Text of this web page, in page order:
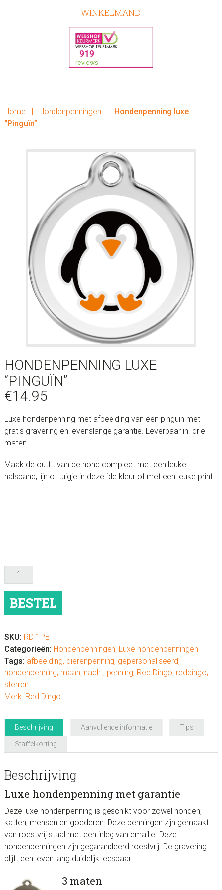
WINKELMAND
Home | Hondenpenningen |
Hondenpenning luxe
“Pinguïn”
HONDENPENNING LUXE
“PINGUÏN”
€14.95
Luxe hondenpenning met afbeelding van een pinguïn met
gratis gravering en levenslange garantie. Leverbaar in drie
maten.
Maak de outfit van de hond compleet met een leuke
halsband, lijn of tuigje in dezelfde kleur of met een leuke print.
Hondenpenning
luxe
aantal
BESTEL
SKU: RD 1PE
Categorieën: Hondenpenningen, Luxe hondenpenningen
Tags: afbeelding, dierenpenning, gepersonaliseerd,
hondenpenning, maan, nacht, penning, Red Dingo, reddingo,
sterren
Merk: Red Dingo
Beschrijving Aanvullende informatie Tips
Staffelkorting
Beschrijving
Luxe hondenpenning met garantie
Deze luxe hondenpenning is geschikt voor zowel honden,
katten, mensen en goederen. Deze penningen zijn gemaakt
van roestvrij staal met een inleg van emaille. Deze
hondenpenningen zijn gegarandeerd roestvrij. De gravering
blijft een leven lang duidelijk leesbaar.
3 maten